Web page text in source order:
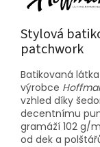
Stylová
patchwork
Batikovaná látka
výrobce
vzhled díky
decentnímu
gramáží 102 g/
od dek a